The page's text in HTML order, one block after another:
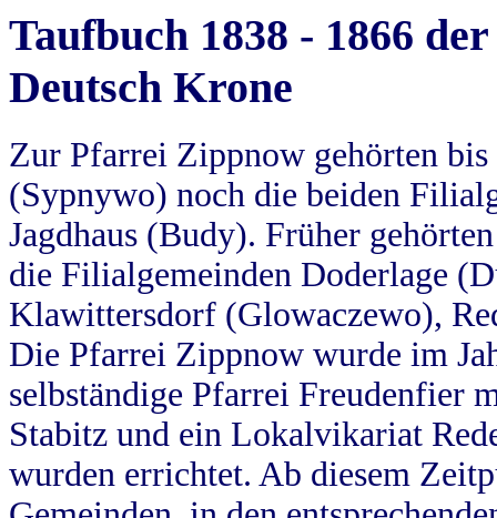
Taufbuch 1838 - 1866
Deutsch Krone
Zur Pfarrei Zippnow gehörten
(Sypnywo) noch die beiden
Jagdhaus (Budy). Früher
die Filialgemeinden Doderlage
Klawittersdorf (Glowaczewo),
Die Pfarrei Zippnow wurde im
selbständige Pfarrei Freudenfier
Stabitz und ein Lokalvikariat
wurden errichtet. Ab diesem